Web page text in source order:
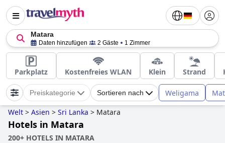
Matara
Daten hinzufügen 2 Gäste 1 Zimmer
Parkplatz Kostenfreies WLAN Klein Strand
Preiskategorie Sortieren nach Weligama
Welt > Asien > Sri Lanka > Matara
Hotels in Matara
200+ HOTELS IN MATARA